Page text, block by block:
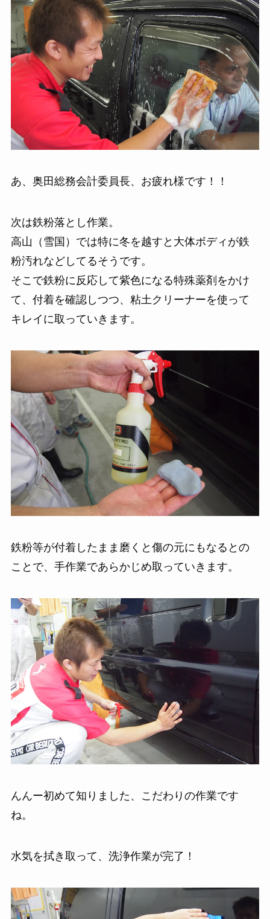
あ、奥田総務会計委員長、お疲れ様です！！
次は鉄粉落とし作業。
高山（雪国）では特に冬を越すと大体ボディが鉄
粉汚れなどしてるそうです。
そこで鉄粉に反応して紫色になる特殊薬剤をかけ
て、付着を確認しつつ、粘土クリーナーを使って
キレイに取っていきます。
鉄粉等が付着したまま磨くと傷の元にもなるとの
ことで、手作業であらかじめ取っていきます。
んんー初めて知りました、こだわりの作業です
ね。
水気を拭き取って、洗浄作業が完了！